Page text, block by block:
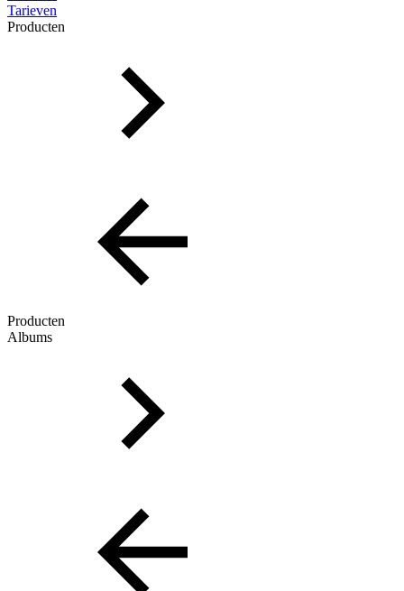
Tarieven
Producten
Producten
Albums